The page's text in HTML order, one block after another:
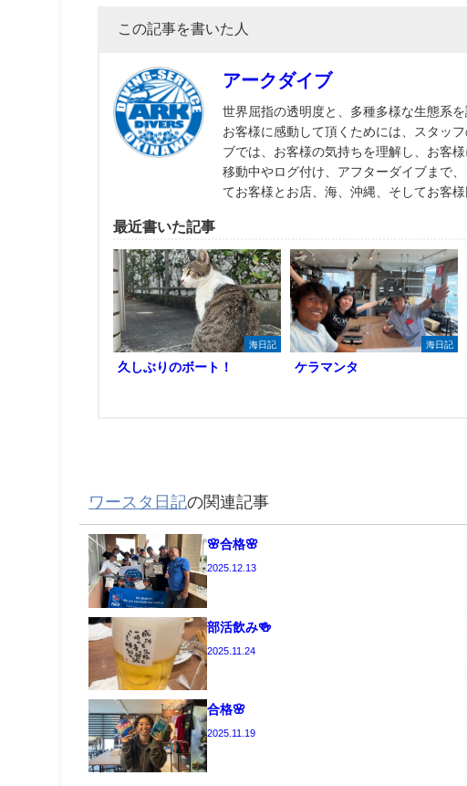
この記事を書いた人
アークダイブ
世界屈指の透明度と、多種多様な生態系
お客様に感動して頂くためには、スタッ
ブでは、お客様の気持ちを理解し、お客
移動中やログ付け、アフターダイブまで
てお客様とお店、海、沖縄、そしてお客
最近書いた記事
海日記
久しぶりのボート！
海日記
ケラマンタ
ワースタ日記の関連記事
🌸合格🌸
2025.12.13
部活飲み🍻
2025.11.24
合格🌸
2025.11.19